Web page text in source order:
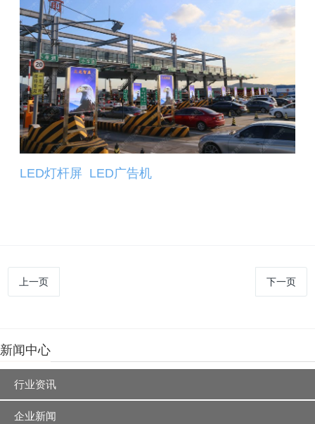
LED灯杆屏 LED广告机
上一页 下一页
新闻中心
行业资讯
企业新闻